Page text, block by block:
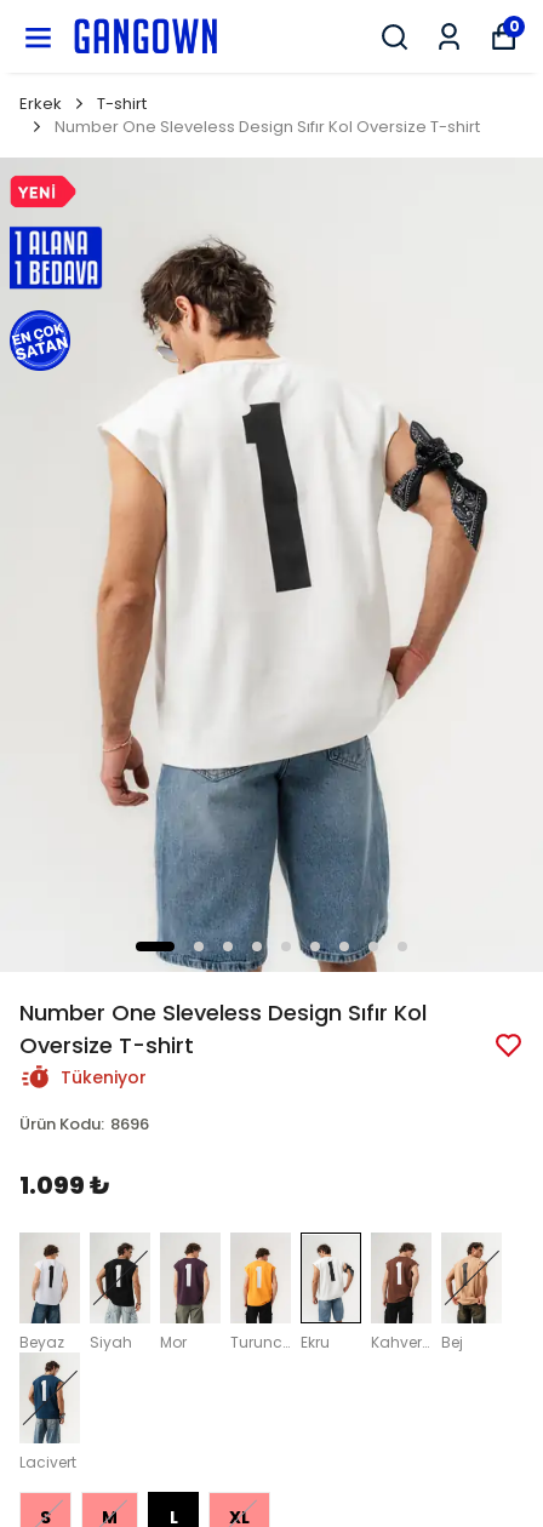
0
Erkek
T-shirt
Number One Sleveless Design Sıfır Kol Oversize T-shirt
Number One Sleveless Design Sıfır Kol
Oversize T-shirt
Tükeniyor
Ürün Kodu: 8696
1.099 ₺
Beyaz Siyah Mor Turuncu Ekru Kahverengi Bej
Lacivert
S M L XL